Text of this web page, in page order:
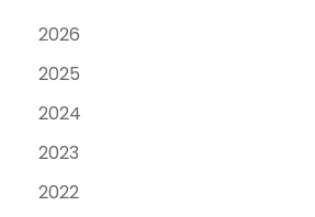
2026
2025
2024
2023
2022